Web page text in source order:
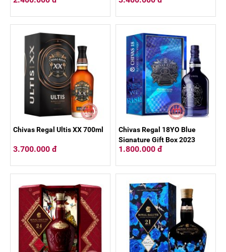
Chivas Regal Ultis XX 700ml
3.700.000 đ
Chivas Regal 18YO Blue
Signature Gift Box 2023
1.800.000 đ